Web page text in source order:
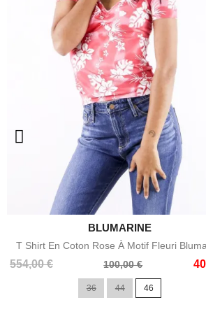
Aperçu rapide
BLUMARINE
T Shirt En Coton Rose À Motif Fleuri
554,00 €
Prix
100,00 €
Prix
36 44 46